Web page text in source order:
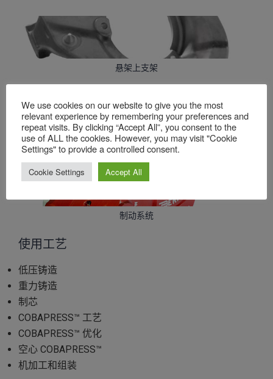
悬架上支架
双材料制动盘
制动系统
使用工艺
低压铸造
重力铸造
制芯
COBAPRESS™ 工艺
COBAPRESS™ 优化
空心 COBAPRESS™
机加工和组装
We use cookies on our website to give you the most
relevant experience by remembering your preferences and
repeat visits. By clicking “Accept All”, you consent to the
use of ALL the cookies. However, you may visit "Cookie
Settings" to provide a controlled consent.
Cookie Settings Accept All